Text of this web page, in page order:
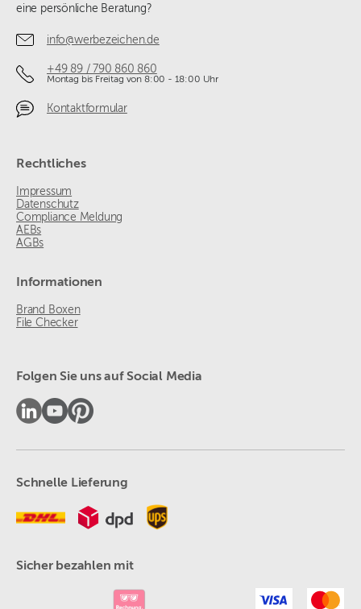
eine persönliche Beratung?
info@werbezeichen.de
+49 89 / 790 860 860
Montag bis Freitag von 8:00 - 18:00 Uhr
Kontaktformular
Rechtliches
Impressum
Datenschutz
Compliance Meldung
AEBs
AGBs
Informationen
Brand Boxen
File Checker
Folgen Sie uns auf Social Media
Schnelle Lieferung
Sicher bezahlen mit